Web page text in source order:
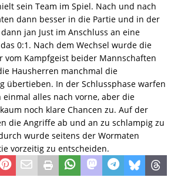
sein Team im Spiel. Nach und nach
dann besser in die Partie und in der
jan Just im Anschluss an eine
0:1. Nach dem Wechsel wurde die
vom Kampfgeist beider Mannschaften
Hausherren manchmal die
übertieben. In der Schlussphase warfen
alles nach vorne, aber die
noch klare Chancen zu. Auf der
die Angriffe ab und an zu schlampig zu
wurde seitens der Wormaten
vorzeitig zu entscheiden.